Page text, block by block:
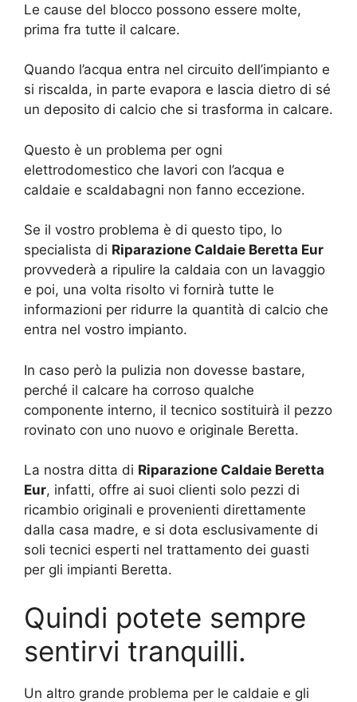
Le cause del blocco possono essere molte,
prima fra tutte il calcare.
Quando l’acqua entra nel circuito dell’impianto e
si riscalda, in parte evapora e lascia dietro di sé
un deposito di calcio che si trasforma in calcare.
Questo è un problema per ogni
elettrodomestico che lavori con l’acqua e
caldaie e scaldabagni non fanno eccezione.
Se il vostro problema è di questo tipo, lo
specialista di Riparazione Caldaie Beretta Eur
provvederà a ripulire la caldaia con un lavaggio
e poi, una volta risolto vi fornirà tutte le
informazioni per ridurre la quantità di calcio che
entra nel vostro impianto.
In caso però la pulizia non dovesse bastare,
perché il calcare ha corroso qualche
componente interno, il tecnico sostituirà il pezzo
rovinato con uno nuovo e originale Beretta.
La nostra ditta di Riparazione Caldaie Beretta
Eur, infatti, offre ai suoi clienti solo pezzi di
ricambio originali e provenienti direttamente
dalla casa madre, e si dota esclusivamente di
soli tecnici esperti nel trattamento dei guasti
per gli impianti Beretta.
Quindi potete sempre
sentirvi tranquilli.
Un altro grande problema per le caldaie e gli